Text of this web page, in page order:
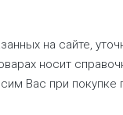
на сайте,
носит
Вас при